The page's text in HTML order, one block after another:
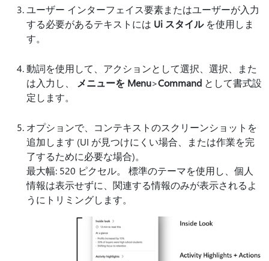
ユーザー インターフェイス要素またはユーザーが入力
する必要があるテキストには Ui スタイルを使用しま
す。
動詞を使用して、アクションとして選択、選択、また
は入力し、
メニューを Menu>Command として書式設
定します。
オプションで、コンテキストのスクリーンショットを
追加します (UI が見つけにくい場合、または作業を完
了するために必要な場合)。
最大幅: 520 ピクセル。 標準のテーマを使用し、個人
情報は表示せずに、関連する情報のみが表示されるよ
うにトリミングします。